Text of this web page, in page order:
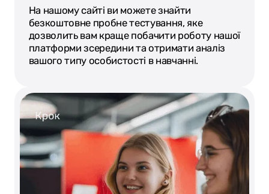
На нашому сайті ви можете знайти
безкоштовне пробне тестування, яке
дозволить вам краще побачити роботу нашої
платформи зсередини та отримати аналіз
вашого типу особистості в навчанні.